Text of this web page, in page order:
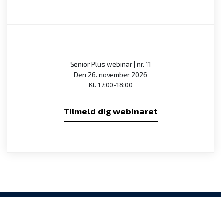
Senior Plus webinar | nr. 11
Den 26. november 2026
Kl. 17:00-18:00
Tilmeld dig webinaret